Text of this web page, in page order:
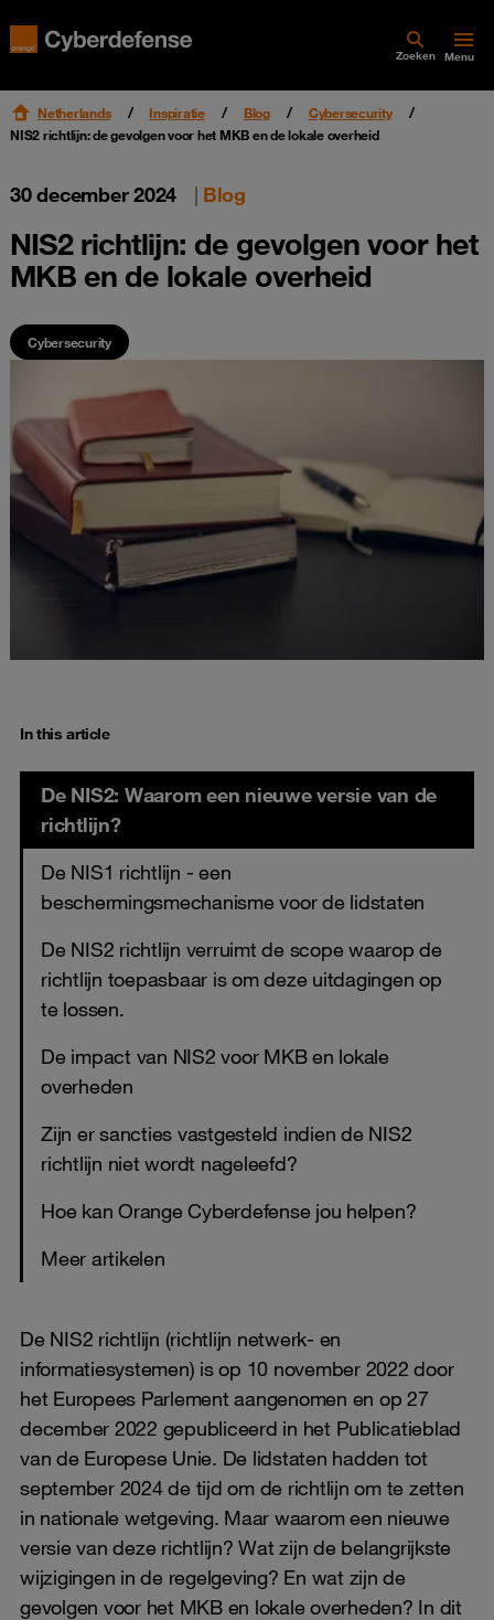
Zoeken Menu
Netherlands Inspiratie Blog
Cybersecurity
NIS2 richtlijn: de gevolgen voor het MKB en de lokale overheid
30 december 2024 | Blog
NIS2 richtlijn: de gevolgen voor het
MKB en de lokale overheid
Cybersecurity
In this article
De NIS2: Waarom een nieuwe versie van de
richtlijn?
De NIS1 richtlijn - een
beschermingsmechanisme voor de lidstaten
De NIS2 richtlijn verruimt de scope waarop de
richtlijn toepasbaar is om deze uitdagingen op
te lossen.
De impact van NIS2 voor MKB en lokale
overheden
Zijn er sancties vastgesteld indien de NIS2
richtlijn niet wordt nageleefd?
Hoe kan Orange Cyberdefense jou helpen?
Meer artikelen
De NIS2 richtlijn (richtlijn netwerk- en
informatiesystemen) is op 10 november 2022 door
het Europees Parlement aangenomen en op 27
december 2022 gepubliceerd in het Publicatieblad
van de Europese Unie. De lidstaten hadden tot
september 2024 de tijd om de richtlijn om te zetten
in nationale wetgeving. Maar waarom een nieuwe
versie van deze richtlijn? Wat zijn de belangrijkste
wijzigingen in de regelgeving? En wat zijn de
gevolgen voor het MKB en lokale overheden? In dit